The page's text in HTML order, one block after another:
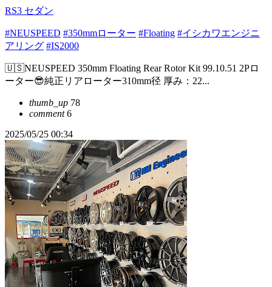
RS3 セダン
#NEUSPEED #350mmローター #Floating #イシカワエンジニ
アリング #IS2000
🇺🇸NEUSPEED 350mm Floating Rear Rotor Kit 99.10.51 2Pロ
ーター😎純正リアローター310mm径 厚み：22...
thumb_up 78
comment6
2025/05/25 00:34